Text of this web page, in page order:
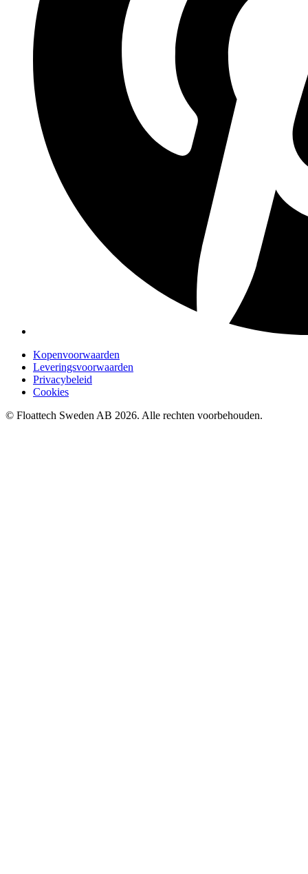
Kopenvoorwaarden
Leveringsvoorwaarden
Privacybeleid
Cookies
© Floattech Sweden AB 2026. Alle rechten voorbehouden.